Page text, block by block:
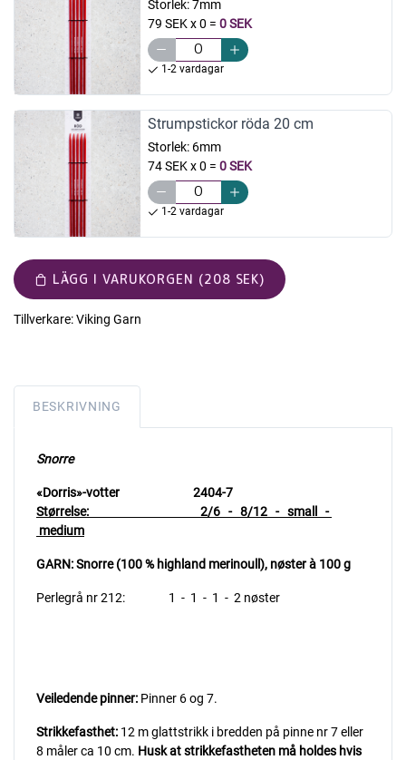
Storlek:7mm
79 SEK x 0 = 0 SEK
1-2 vardagar
Strumpstickor röda 20 cm
Storlek: 6mm
74 SEK x 0 = 0 SEK
1-2 vardagar
LÄGG I VARUKORGEN (208 SEK)
Tillverkare:Viking Garn
BESKRIVNING
Snorre
«Dorris»-votter 2404-7
Størrelse: 2/6 - 8/12 - small -
medium
GARN: Snorre (100 % highland merinoull), nøster à 100 g
Perlegrå nr 212: 1 - 1 - 1 - 2 nøster
Veiledende pinner: Pinner 6 og 7.
Strikkefasthet: 12 m glattstrikk i bredden på pinne nr 7 eller
8 måler ca 10 cm. Husk at strikkefastheten må holdes hvis